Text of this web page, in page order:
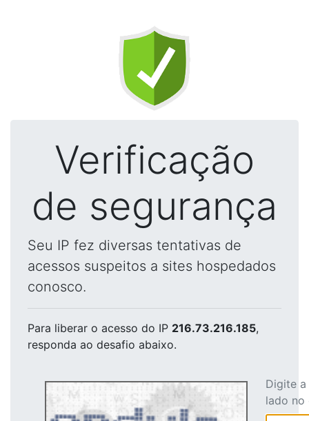
Verificação
de segurança
Seu IP fez diversas tentativas de
acessos suspeitos a sites hospedados
conosco.
Para liberar o acesso do IP 216.73.216.185,
responda ao desafio abaixo.
Digite
lado no